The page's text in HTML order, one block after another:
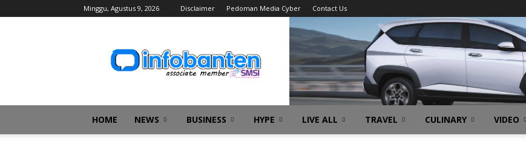
Minggu, Agustus 9, 2026 Disclaimer Pedoman Media Cyber Contact Us
HOME NEWS BUSINESS HYPE LIVE ALL TRAVEL CULINARY VIDEO